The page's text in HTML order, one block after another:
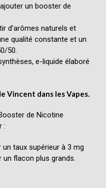
un booster de
d’arômes naturels et
qualité constante et un
50.
e-liquide élaboré
Vincent dans les Vapes.
de Nicotine
:
taux supérieur à 3 mg
flacon plus grands.